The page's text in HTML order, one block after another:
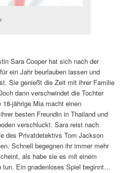
Sara Cooper hat sich nach der
ein Jahr beurlauben lassen und
Sie genießt die Zeit mit ihrer Familie
dann verschwindet die Tochter
jährige Mia macht einen
besten Freundin in Thailand und
verschluckt. Sara reist nach
des Privatdetektivs Tom Jackson
Schnell begegnen ihr immer mehr
als habe sie es mit einem
tun. Ein gnadenloses Spiel beginnt…